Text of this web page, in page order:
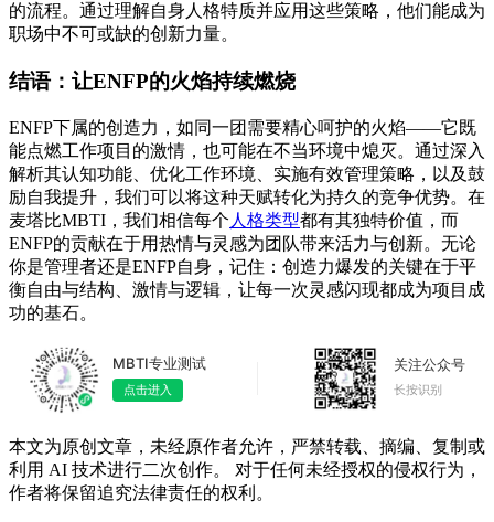
的流程。通过理解自身人格特质并应用这些策略，他们能成为
职场中不可或缺的创新力量。
结语：让ENFP的火焰持续燃烧
ENFP下属的创造力，如同一团需要精心呵护的火焰——它既
能点燃工作项目的激情，也可能在不当环境中熄灭。通过深入
解析其认知功能、优化工作环境、实施有效管理策略，以及鼓
励自我提升，我们可以将这种天赋转化为持久的竞争优势。在
麦塔比MBTI，我们相信每个 人格类型都有其独特价值，而
ENFP的贡献在于用热情与灵感为团队带来活力与创新。无论
你是管理者还是ENFP自身，记住：创造力爆发的关键在于平
衡自由与结构、激情与逻辑，让每一次灵感闪现都成为项目成
功的基石。
MBTI专业测试
点击进入
关注公众号
长按识别
本文为原创文章，未经原作者允许，严禁转载、摘编、复制或
利用 AI 技术进行二次创作。 对于任何未经授权的侵权行为，
作者将保留追究法律责任的权利。